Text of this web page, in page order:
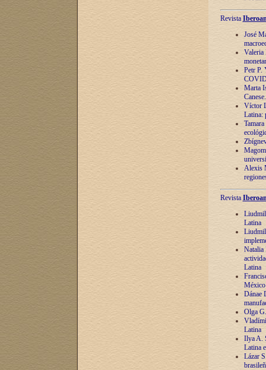
Revista
José
Valeria
Petr P.
Marta
Víctor
Latina:
Alexis
Revista
Latina
Natalia
Latina
México
Dánae
Olga
Latina
Ilya A.
Latina
Lázar